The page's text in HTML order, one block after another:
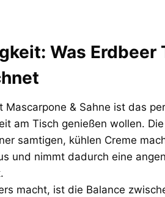
Was
Mascarpone & Sahne ist das
am Tisch genießen wollen.
samtigen, kühlen Creme
und nimmt dadurch eine
macht, ist die Balance